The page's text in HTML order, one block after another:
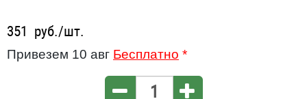
351 руб./шт.
Привезем 10 авг Бесплатно *